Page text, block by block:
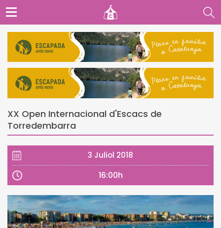
XX Open Internacional d'Escacs de
Torredembarra
3 Juliol 2018
16:00h